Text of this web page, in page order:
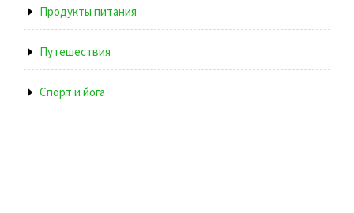
Продукты питания
Путешествия
Спорт и йога